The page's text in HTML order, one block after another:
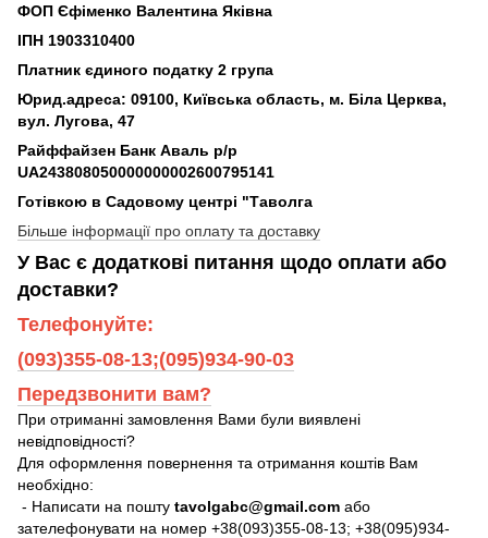
ФОП Єфіменко Валентина Яківна
ІПН 1903310400
Платник єдиного податку 2 група
Юрид.адреса: 09100, Київська область, м. Біла Церква,
вул. Лугова, 47
Райффайзен Банк Аваль р/р
UA243808050000000002600795141
Готівкою в Садовому центрі "Таволга
Більше інформації про оплату та доставку
У Вас є додаткові питання щодо оплати або
доставки?
Телефонуйте:
(093)355-08-13;(095)934-90-03
Передзвонити вам?
При отриманні замовлення Вами були виявлені
невідповідності?
Для оформлення повернення та отримання коштів Вам
необхідно:
- Написати на пошту tavolgabc@gmail.com або
зателефонувати на номер +38(093)355-08-13; +38(095)934-